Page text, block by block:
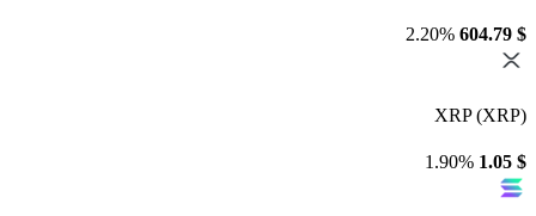
$
604.79
2.20%
XRP (XRP)
$
1.05
1.90%